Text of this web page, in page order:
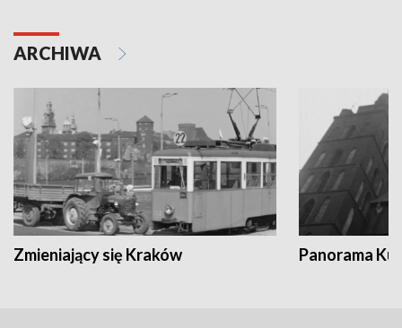
ARCHIWA
Zmieniający się Kraków Panorama